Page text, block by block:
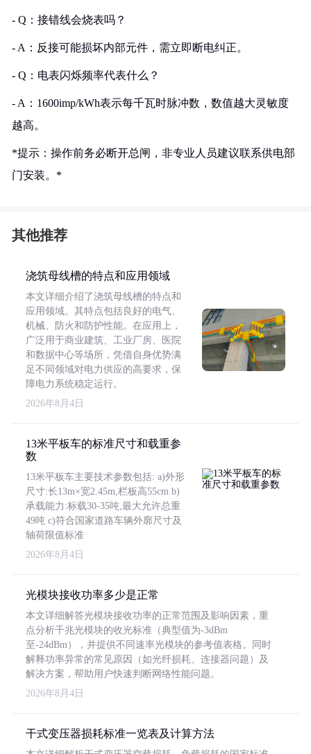
- Q：接错线会烧表吗？
- A：反接可能损坏内部元件，需立即断电纠正。
- Q：电表闪烁频率代表什么？
- A：1600imp/kWh表示每千瓦时脉冲数，数值越大灵敏度
越高。
*提示：操作前务必断开总闸，非专业人员建议联系供电部
门安装。*
其他推荐
浇筑母线槽的特点和应用领域
本文详细介绍了浇筑母线槽的特点和
应用领域。其特点包括良好的电气、
机械、防火和防护性能。在应用上，
广泛用于商业建筑、工业厂房、医院
和数据中心等场所，凭借自身优势满
足不同领域对电力供应的高要求，保
障电力系统稳定运行。
2026年8月4日
13米平板车的标准尺寸和载重参
数
13米平板车主要技术参数包括: a)外形
尺寸:长13m×宽2.45m,栏板高55cm b)
承载能力:标载30-35吨,最大允许总重
49吨 c)符合国家道路车辆外廓尺寸及
轴荷限值标准
2026年8月4日
光模块接收功率多少是正常
本文详细解答光模块接收功率的正常范围及影响因素，重
点分析千兆光模块的收光标准（典型值为-3dBm
至-24dBm），并提供不同速率光模块的参考值表格。同时
解释功率异常的常见原因（如光纤损耗、连接器问题）及
解决方案，帮助用户快速判断网络性能问题。
2026年8月4日
干式变压器损耗标准一览表及计算方法